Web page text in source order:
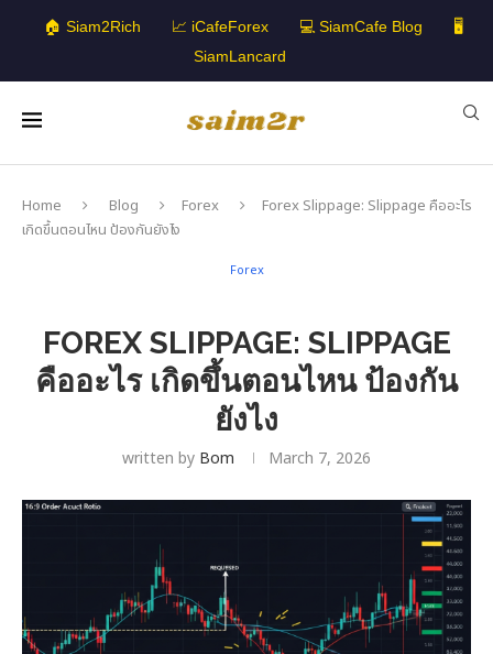
🏠 Siam2Rich 📈 iCafeForex 💻 SiamCafe Blog
🖥️
SiamLancard
Home Blog Forex
Forex Slippage: Slippage คืออะไร
เกิดขึ้นตอนไหน ป้องกันยังไง
Forex
FOREX SLIPPAGE: SLIPPAGE
คืออะไร เกิดขึ้นตอนไหน ป้องกัน
ยังไง
written by Bom March 7, 2026